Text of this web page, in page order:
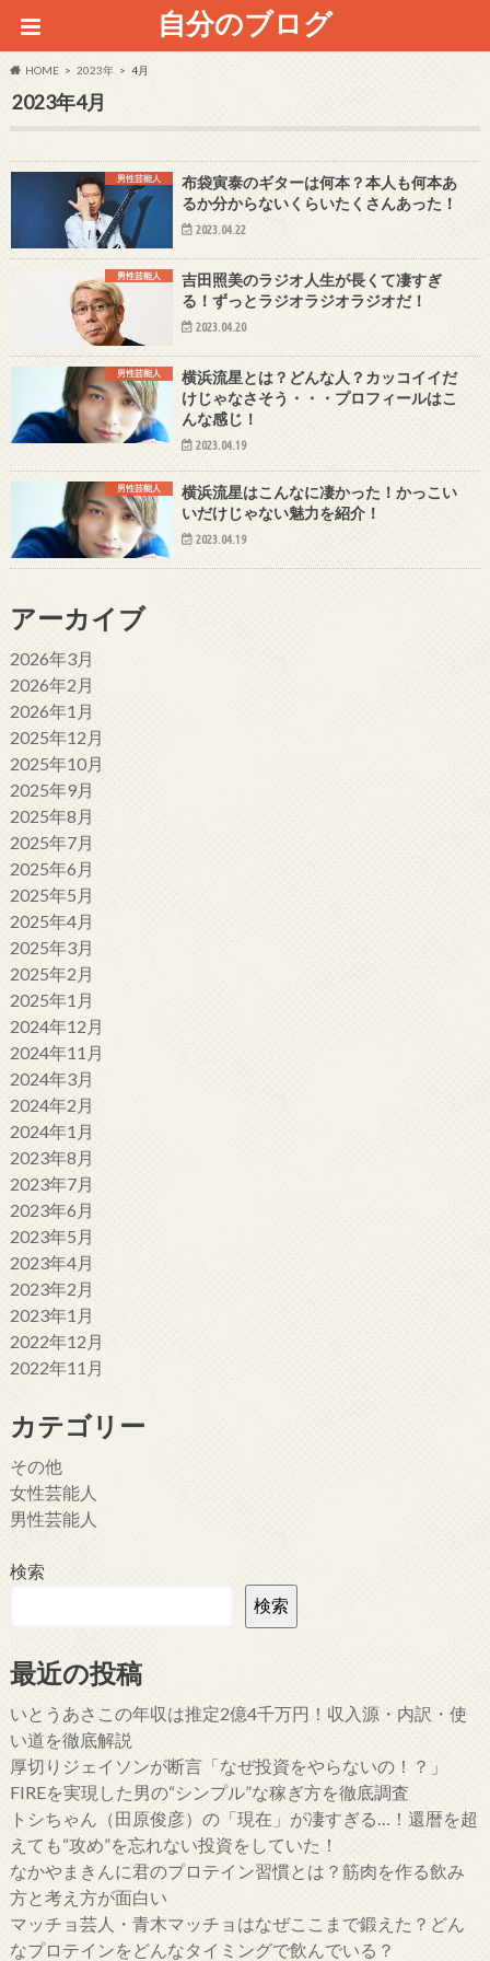
自分のブログ
HOME 2023年 4月
2023年4月
男性芸能人
布袋寅泰のギターは何本？本人も何本あ
るか分からないくらいたくさんあった！
2023.04.22
男性芸能人
吉田照美のラジオ人生が長くて凄すぎ
る！ずっとラジオラジオラジオだ！
2023.04.20
男性芸能人
横浜流星とは？どんな人？カッコイイだ
けじゃなさそう・・・プロフィールはこ
んな感じ！
2023.04.19
男性芸能人
横浜流星はこんなに凄かった！かっこい
いだけじゃない魅力を紹介！
2023.04.19
アーカイブ
2026年3月
2026年2月
2026年1月
2025年12月
2025年10月
2025年9月
2025年8月
2025年7月
2025年6月
2025年5月
2025年4月
2025年3月
2025年2月
2025年1月
2024年12月
2024年11月
2024年3月
2024年2月
2024年1月
2023年8月
2023年7月
2023年6月
2023年5月
2023年4月
2023年2月
2023年1月
2022年12月
2022年11月
カテゴリー
その他
女性芸能人
男性芸能人
検索
検索
最近の投稿
いとうあさこの年収は推定2億4千万円！収入源・内訳・使
い道を徹底解説
厚切りジェイソンが断言「なぜ投資をやらないの！？」
FIREを実現した男の“シンプル”な稼ぎ方を徹底調査
トシちゃん（田原俊彦）の「現在」が凄すぎる…！還暦を超
えても“攻め”を忘れない投資をしていた！
なかやまきんに君のプロテイン習慣とは？筋肉を作る飲み
方と考え方が面白い
マッチョ芸人・青木マッチョはなぜここまで鍛えた？どん
なプロテインをどんなタイミングで飲んでいる？